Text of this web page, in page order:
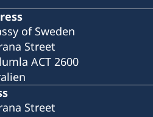
of Sweden
Street
ACT 2600
Street